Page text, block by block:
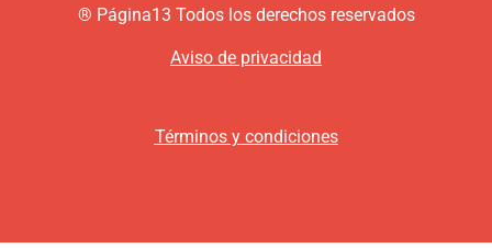
® Página13 Todos los derechos reservados
Aviso de privacidad
Términos y condiciones